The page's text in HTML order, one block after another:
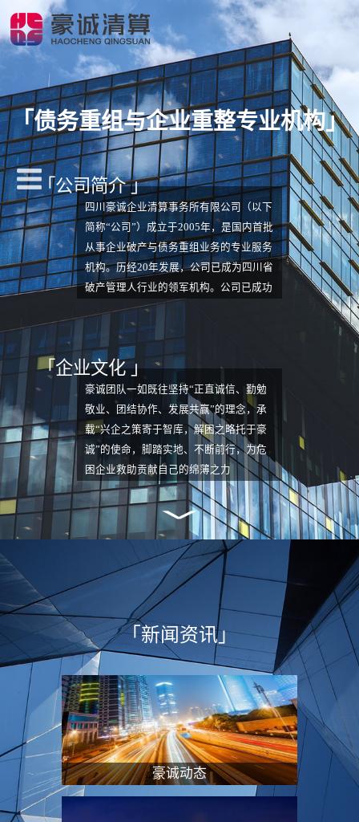
「债务重组与企业重整专业机构」
「公司简介 」
四川豪诚企业清算事务所有限公司（以下
简称“公司”）成立于2005年，是国内首批
从事企业破产与债务重组业务的专业服务
机构。历经20年发展，公司已成为四川省
破产管理人行业的领军机构。公司已成功
入围四川省高院、贵州省高院、海南省高
院、成都中院等19家省市级法院管理人名
册，是四川省高院、贵州省高院的一级管
理人机构。公司连续三次
（2007/2013/2017）入围四川省高院管理
人名册且稳居前列，2024年更以全省第8
名（清算公司第1名）的优异成绩再度入
围该院一级管理人名册。公司拥有一支在
法律、财务、税务、投融资、产（股）权
交易及经营管理等领域具备丰富专业知识
和多年实务经验的复合型人才团队。截至
目前，公司管理服务企业200多家，清理
不良资产超过1000亿元，涉及职工及各
类债权人超过10万人，服务领域涵盖房地
产开发、制造业、农牧业、新能源、矿产
开发、化工等多个行业。2024年公司正
式成为海德股份（股票代码：
SZ.000567）旗下一级子公司，由此成为
目前国内唯一由上市公司控股的破产管理
人机构，标志着企业发展迈入全新阶段。
依托上市公司平台资源，公司现已构建起
“专业服务+资本赋能”的双轮驱动模式，
在特殊资产处置、企业重组及价值重塑等
领域形成独特竞争优势，持续引领行业创
新发展。#联系方式电话：028-8451 8706
「企业文化 」
豪诚团队一如既往坚持“正直诚信、勤勉
敬业、团结协作、发展共赢”的理念，承
载“兴企之策寄于智库，解困之略托于豪
诚”的使命，脚踏实地、不断前行，为危
困企业救助贡献自己的绵薄之力
「新闻资讯」
豪诚动态